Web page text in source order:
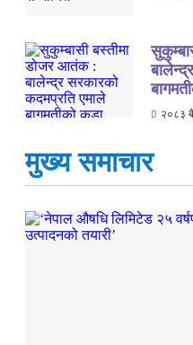
२०८३
मुख्य समाचार